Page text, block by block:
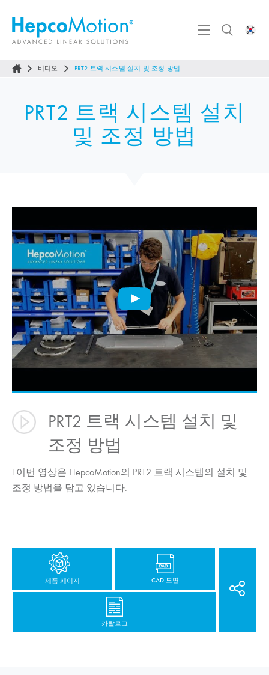
비디오 PRT2 트랙 시스템 설치 및 조정 방법
PRT2 트랙 시스템 설치
및 조정 방법
PRT2 트랙 시스템 설치 및
조정 방법
T이번 영상은 HepcoMotion의 PRT2 트랙 시스템의 설치 및
조정 방법을 담고 있습니다.
제품 페이지 CAD 도면
카탈로그